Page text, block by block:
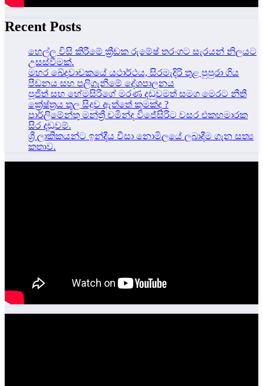
Recent Posts
හෙල්ල විසි කිරීමේ ක්‍රීඩක රුමේෂ් තරංගට සැරයන් නිලයට
උසස්වීමක්.
මහර ඛේදවාචකයේ යථාර්ථය, සිරමැදිරි තුළ පුපුරා ගිය
පීඩනය සහ පලිගැනීමේ දේශපාලනය
පූජිත් සහ හේමසිරිගේ මරණ දඩුවමත් සමග මෙරට නීතී
ක්‍රේෂ්ත්‍රය තුල සිදුව ඇත්තේ කුමක්ද ?
පාර්ලිමේන්තු මන්ත්‍රී චමින්ද විජේසිරිට වසර එකහමාරක
සිර දඬුවම්.
ශ්‍රී ලාකිකයන්ට ඉන්දීය වීසා නොමිලයේ ලබාදීම ගැන සත්‍ය
කතාව.